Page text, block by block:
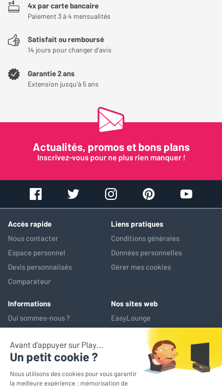
4x par carte bancaire
Paiement 3 à 4 mensualités
Satisfait ou remboursé
14 jours pour changer d'avis
Garantie 2 ans
Extension jusqu'à 5 ans
Actualités, promos et bons plans
Inscrivez-vous pour ne plus rien manquer !
Accès rapide
Nous contacter
Espace personnel
Devis personnalisés
Comparateur
Liens pratiques
Conditions générales
Données personnelles
Gérer mes cookies
Informations
Qui sommes-nous ?
Service après-vente
Nos sites web
EasyLounge
*Prix de référence : ce prix correspond au prix le plus bas pratiqué
sur les 30 jours précédant l'opération promotionnelle